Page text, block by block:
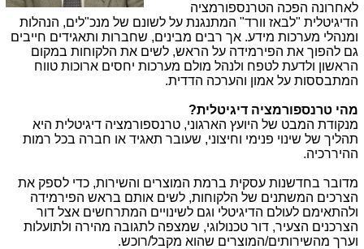
לאחרונה הפכה הטרנספורמציה
הדיגיטלית "לבאז וורד" המתנגנת על לשונם של מנכ"לים, הנהלות
ומנהלי מערכות מידע. אך רבים מבינים, שחברות ותאגידים חייבים
גם להפוך את הפירמידה על הראש, לשים את הלקוחות במקום
הראשון ולדעת לטפח ולנהל מולם מערכות יחסים ארוכות טווח
המתבססות על אמון והערכה הדדית.
מהי טרנספורמציה דיגיטלית?
מנקודת המבט של היועץ הארגוני, טרנספורמציה דיגיטלית היא
תהליך של שינוי פנימי וחיצוני, שעובר תאגיד או חברה בכל רמות
ההיררכיה.
מדובר בחדשנות עסקית ברמת המוצרים והשירות, כדי לספק את
הצרכים המשתנים של הלקוחות, לשים אותם בראש הפירמידה
ולהתאימם לעולם הדיגיטלי וגם לשינויים המתרחשים אצל דור
הצרכנים הצעיר, דור טכנולוגי, שמצפה לתגובה מהירה ולתועלות
וערך מהשירותים/המוצרים שהוא מקבל/רוכש.